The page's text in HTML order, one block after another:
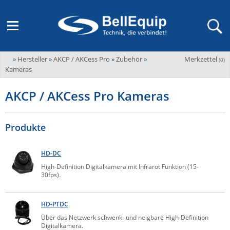
M2M Router, Antennen, VPN & SIM
SD-WAN & Bonding
KVM & Audio/Video Signalverteilung
KVM
Kabel und Verkabelung
Audio/Video
Digital Signage
USV, Energieverteilung & -messung
USV / UPS
Industrielle Stromversorgung
IoT, Umgebungsmonitoring & Sensorik
Adder
ADEL system
Advantech
Advantech-Conel
AKCP / AKCess Pro
Aten
Bachmann
Black Box
Bondix
Cambium Networks
Übersicht
Wissen
Neue Produkte
Veranstaltungen
Bell-Up-to-Date Magazine
Aktueller Newsletter
LAGERABVERKAUF Stromverteilung und -messung
Unternehmen
Ansprechpersonen
Veranstaltungen
Jobs & Karriere
Merkzettel (0)
» Hersteller»AKCP / AKCess Pro »Zubehör»
Kameras
AKCP / AKCess Pro Kameras
Produkte
HD-DC
High-Definition Digitalkamera mit Infrarot Funktion (15-
30fps).
HD-PTDC
Über das Netzwerk schwenk- und neigbare High-Definition
Digitalkamera.